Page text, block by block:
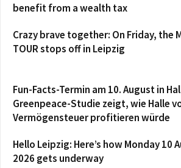
benefit from a wealth tax
Crazy brave together: On Friday, the
TOUR stops off in Leipzig
Fun-Facts-Termin am 10. August in
Greenpeace-Studie zeigt, wie Halle
Vermögensteuer profitieren würde
Hello Leipzig: Here’s how Monday 10
2026 gets underway